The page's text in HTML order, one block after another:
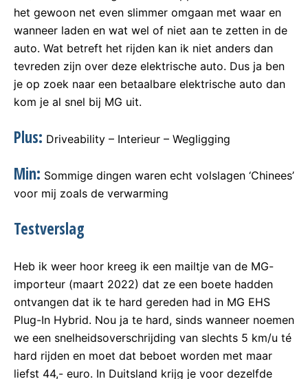
het gewoon net even slimmer omgaan met waar en
wanneer laden en wat wel of niet aan te zetten in de
auto. Wat betreft het rijden kan ik niet anders dan
tevreden zijn over deze elektrische auto. Dus ja ben
je op zoek naar een betaalbare elektrische auto dan
kom je al snel bij MG uit.
Plus: Driveability – Interieur – Wegligging
Min: Sommige dingen waren echt volslagen ‘Chinees’
voor mij zoals de verwarming
Testverslag
Heb ik weer hoor kreeg ik een mailtje van de MG-
importeur (maart 2022) dat ze een boete hadden
ontvangen dat ik te hard gereden had in MG EHS
Plug-In Hybrid. Nou ja te hard, sinds wanneer noemen
we een snelheidsoverschrijding van slechts 5 km/u té
hard rijden en moet dat beboet worden met maar
liefst 44,- euro. In Duitsland krijg je voor dezelfde